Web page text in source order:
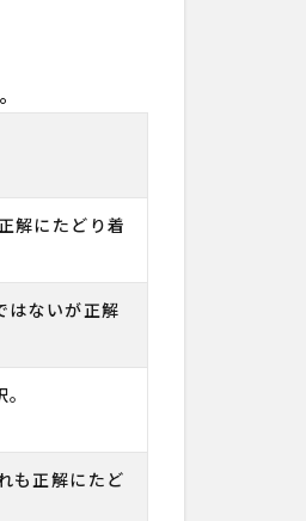
解にたどり着
はないが正解
も正解にたど